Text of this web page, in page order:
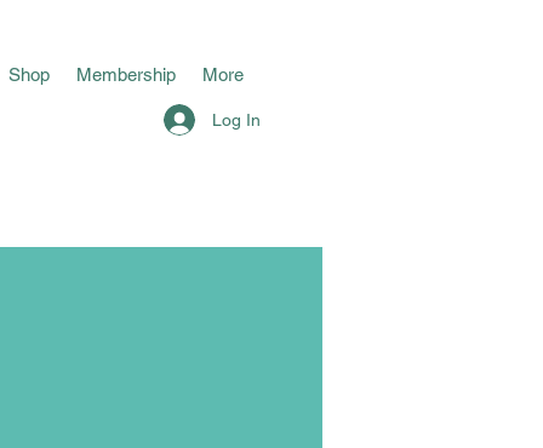
Shop Membership More
Log In